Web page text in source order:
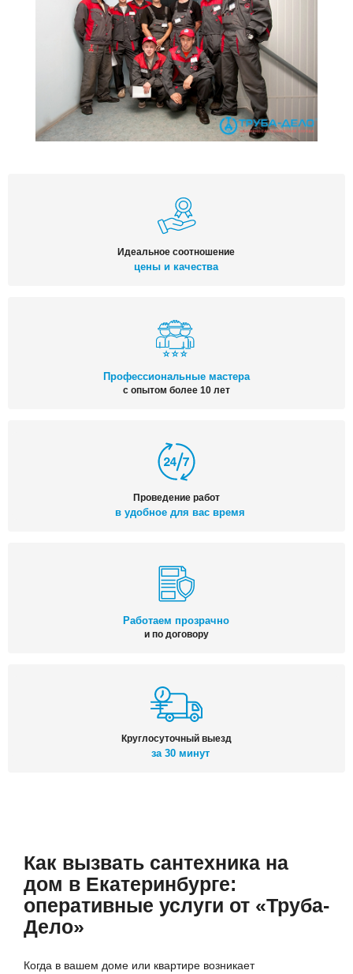
Идеальное соотношение
цены и качества
Профессиональные мастера
с опытом более 10 лет
Проведение работ
в удобное для вас время
Работаем прозрачно
и по договору
Круглосуточный выезд
за 30 минут
Как вызвать сантехника на
дом в Екатеринбурге:
оперативные услуги от «Труба-
Дело»
Когда в вашем доме или квартире возникает